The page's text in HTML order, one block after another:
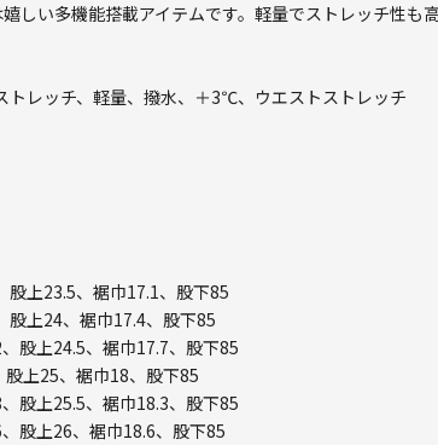
しい多機能搭載アイテムです。軽量でストレッチ性も
レッチ、軽量、撥水、＋3℃、ウエストストレッチ
上23.5、裾巾17.1、股下85
股上24、裾巾17.4、股下85
股上24.5、裾巾17.7、股下85
上25、裾巾18、股下85
股上25.5、裾巾18.3、股下85
股上26、裾巾18.6、股下85